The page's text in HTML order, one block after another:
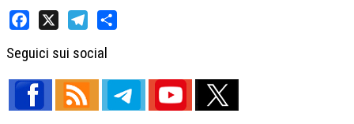
Seguici sui social